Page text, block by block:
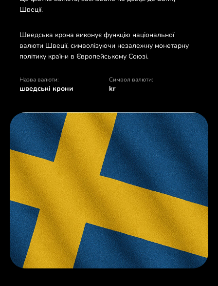
Швеції.
Шведська крона виконує функцію національної
валюти Швеції, символізуючи незалежну монетарну
політику країни в Європейському Союзі.
Назва валюти:
шведські крони
Символ валюти:
kr